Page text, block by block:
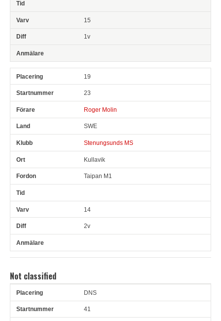
15
1v
19
23
Roger Molin
SWE
Stenungsunds MS
Kullavik
Taipan M1
14
2v
Not classified
Pl Snr Land
DNS
41